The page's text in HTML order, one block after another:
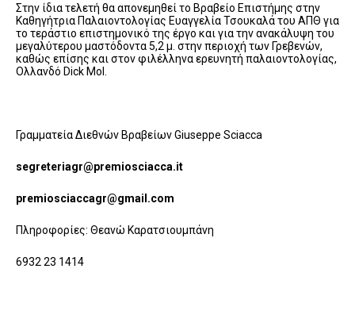
Στην ίδια τελετή θα απονεμηθεί το Βραβείο Επιστήμης στην
Καθηγήτρια Παλαιοντολογίας Ευαγγελία Τσουκαλά του ΑΠΘ για
το τεράστιο επιστημονικό της έργο και για την ανακάλυψη του
μεγαλύτερου μαστόδοντα 5,2 μ. στην περιοχή των Γρεβενών,
καθώς επίσης και στον φιλέλληνα ερευνητή παλαιοντολογίας,
Ολλανδό Dick Mol.
Γραμματεία Διεθνών Βραβείων Giuseppe Sciacca
segreteriagr@premiosciacca.it
premiosciaccagr@gmail.com
Πληροφορίες: Θεανώ Καρατσιουμπάνη
6932 23 1414